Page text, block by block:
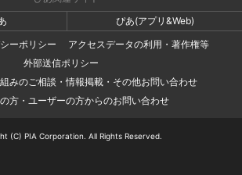
ぴあ(アプリ&Web)
ーポリシー
アクセスデータの利用・著作権等
外部送信ポリシー
みのご相談・情報掲載・その他お問い合わせ
方・ユーザーの方からのお問い合わせ
(C) PIA Corporation. All Rights Reserved.